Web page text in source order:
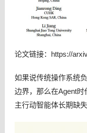
论文链接：https://
如果说传统操作系统
边界，那么在Agent时
主行动智能体长期缺